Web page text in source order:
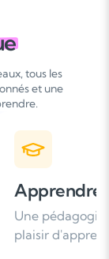
tous les
et une
Plus de 96% de
nous